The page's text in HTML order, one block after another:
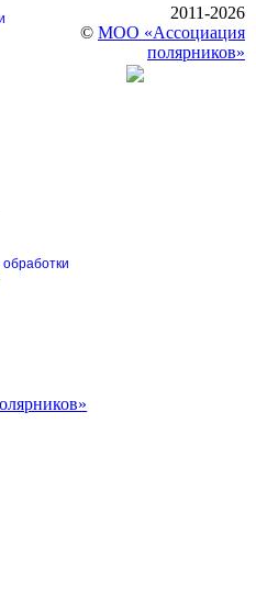
2011-2026
© МОО «Ассоциация
полярников»